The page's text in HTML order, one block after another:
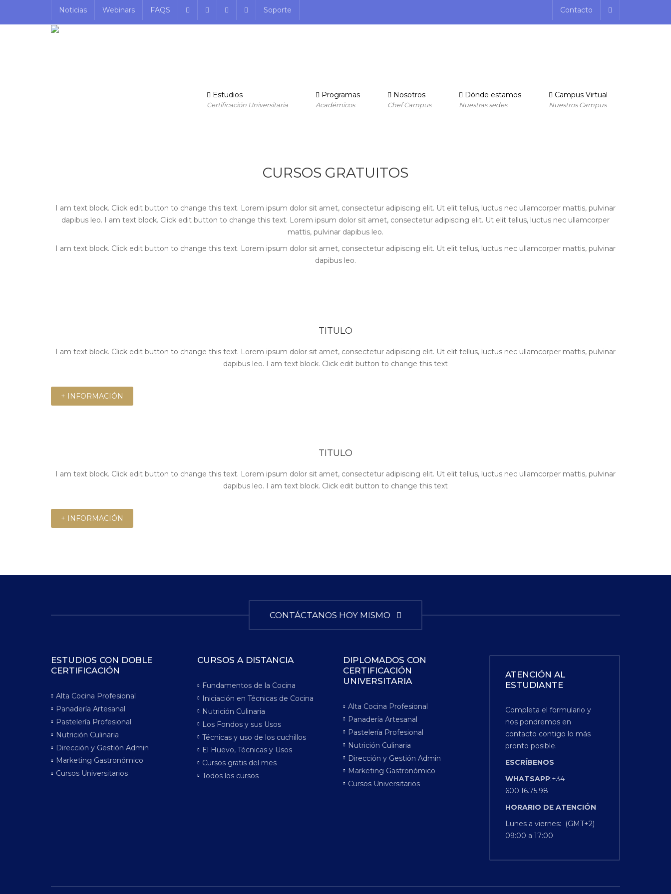
Noticias Webinars FAQS Soporte Contacto
Estudios
Certificación Universitaria
Programas
Académicos
Nosotros
Chef Campus
Dónde estamos
Nuestras sedes
Campus Virtual
Nuestros Campus
CURSOS GRATUITOS
I am text block. Click edit button to change this text. Lorem ipsum dolor sit amet, consectetur adipiscing elit. Ut elit tellus, luctus nec ullamcorper mattis, pulvinar
dapibus leo. I am text block. Click edit button to change this text. Lorem ipsum dolor sit amet, consectetur adipiscing elit. Ut elit tellus, luctus nec ullamcorper
mattis, pulvinar dapibus leo.
I am text block. Click edit button to change this text. Lorem ipsum dolor sit amet, consectetur adipiscing elit. Ut elit tellus, luctus nec ullamcorper mattis, pulvinar
dapibus leo.
TITULO
I am text block. Click edit button to change this text. Lorem ipsum dolor sit amet, consectetur adipiscing elit. Ut elit tellus, luctus nec ullamcorper mattis, pulvinar
dapibus leo. I am text block. Click edit button to change this text
+ INFORMACIÓN
TITULO
I am text block. Click edit button to change this text. Lorem ipsum dolor sit amet, consectetur adipiscing elit. Ut elit tellus, luctus nec ullamcorper mattis, pulvinar
dapibus leo. I am text block. Click edit button to change this text
+ INFORMACIÓN
CONTÁCTANOS HOY MISMO
ESTUDIOS CON DOBLE
CERTIFICACIÓN
Alta Cocina Profesional
Panadería Artesanal
Pastelería Profesional
Nutrición Culinaria
Dirección y Gestión Admin
Marketing Gastronómico
Cursos Universitarios
CURSOS A DISTANCIA
Fundamentos de la Cocina
Iniciación en Técnicas de Cocina
Nutrición Culinaria
Los Fondos y sus Usos
Técnicas y uso de los cuchillos
El Huevo, Técnicas y Usos
Cursos gratis del mes
Todos los cursos
DIPLOMADOS CON
CERTIFICACIÓN
UNIVERSITARIA
Alta Cocina Profesional
Panadería Artesanal
Pastelería Profesional
Nutrición Culinaria
Dirección y Gestión Admin
Marketing Gastronómico
Cursos Universitarios
ATENCIÓN AL
ESTUDIANTE
Completa el formulario y
nos pondremos en
contacto contigo lo más
pronto posible.
ESCRÍBENOS
WHATSAPP:+34
600.16.75.98
HORARIO DE ATENCIÓN
Lunes a viernes: (GMT+2)
09:00 a 17:00